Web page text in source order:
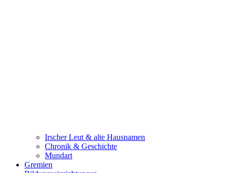
Irscher Leut & alte Hausnamen
Chronik & Geschichte
Mundart
Gremien